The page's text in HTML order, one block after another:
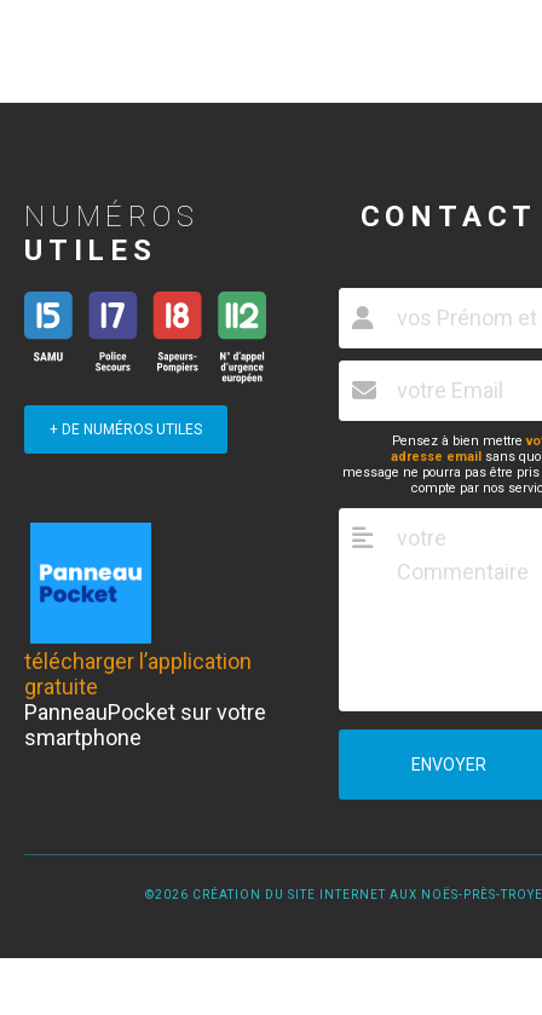
NUMÉROS
UTILES
+ DE NUMÉROS UTILES
télécharger l’application
gratuite
PanneauPocket sur votre
smartphone
CONTACT
Pensez à bien mettre
adresse email sans
message ne pourra pas être
compte par nos
ENVOYER
©2026 CRÉATION DU SITE INTERNET AUX NOËS-PRÈS-